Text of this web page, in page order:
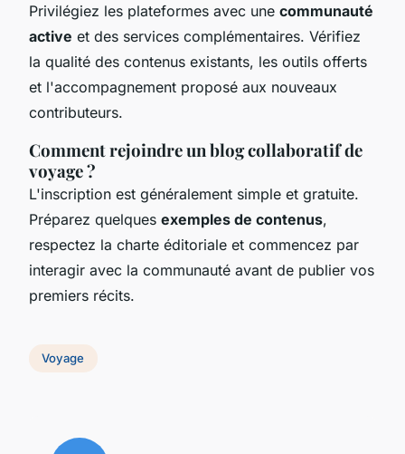
Privilégiez les plateformes avec une communauté
active et des services complémentaires. Vérifiez
la qualité des contenus existants, les outils offerts
et l'accompagnement proposé aux nouveaux
contributeurs.
Comment rejoindre un blog collaboratif de
voyage ?
L'inscription est généralement simple et gratuite.
Préparez quelques exemples de contenus,
respectez la charte éditoriale et commencez par
interagir avec la communauté avant de publier vos
premiers récits.
Voyage